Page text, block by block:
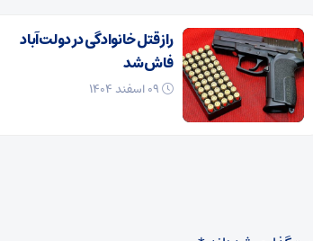
راز قتل خانوادگی در دولت‌آباد
فاش شد